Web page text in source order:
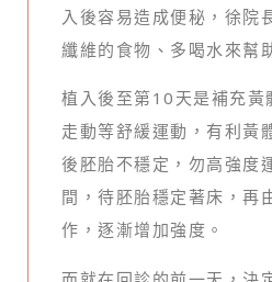
入後容易造成便秘，徐院
纖維的食物、多喝水來幫
植入後至第10天是補充黃
走動等舒緩運動，有利黃
後胚胎不穩定，勿高強度
間，待胚胎穩定著床，再
作，逐漸增加強度。